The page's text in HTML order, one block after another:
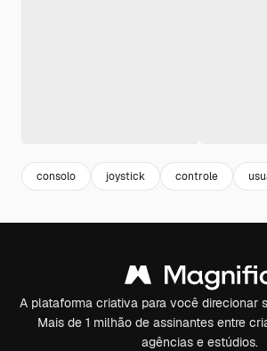
consolo joystick controle
A plataforma criativa para você direcionar
Mais de 1 milhão de assinantes entre
agências e estúdios.